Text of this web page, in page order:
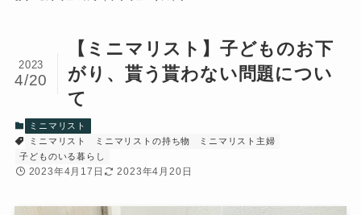
【ミニマリスト】子どものお下
がり、貰う貰わない問題につい
て
2023
4/20
ミニマリスト
ミニマリスト
ミニマリストの持ち物
ミニマリスト主婦
子どものいる暮らし
2023年4月17日 2023年4月20日